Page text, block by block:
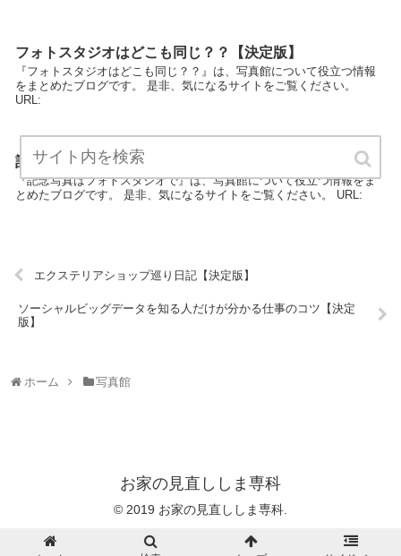
フォトスタジオはどこも同じ？？【決定版】
『フォトスタジオはどこも同じ？？』は、写真館について役立つ情報
をまとめたブログです。 是非、気になるサイトをご覧ください。
URL:
記念写真はフォトスタジオで【決定版】
『記念写真はフォトスタジオで』は、写真館について役立つ情報をま
とめたブログです。 是非、気になるサイトをご覧ください。 URL:
エクステリアショップ巡り日記【決定版】
ソーシャルビッグデータを知る人だけが分かる仕事のコツ【決定
版】
ホーム 写真館
お家の見直ししま専科
© 2019 お家の見直ししま専科.